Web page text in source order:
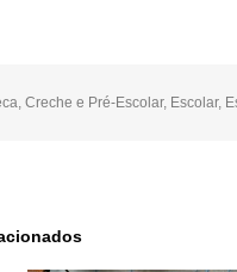
, Creche e Pré-Escolar, Escolar,